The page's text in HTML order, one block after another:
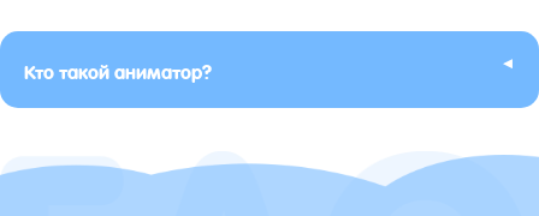
Кто такой аниматор? ▸